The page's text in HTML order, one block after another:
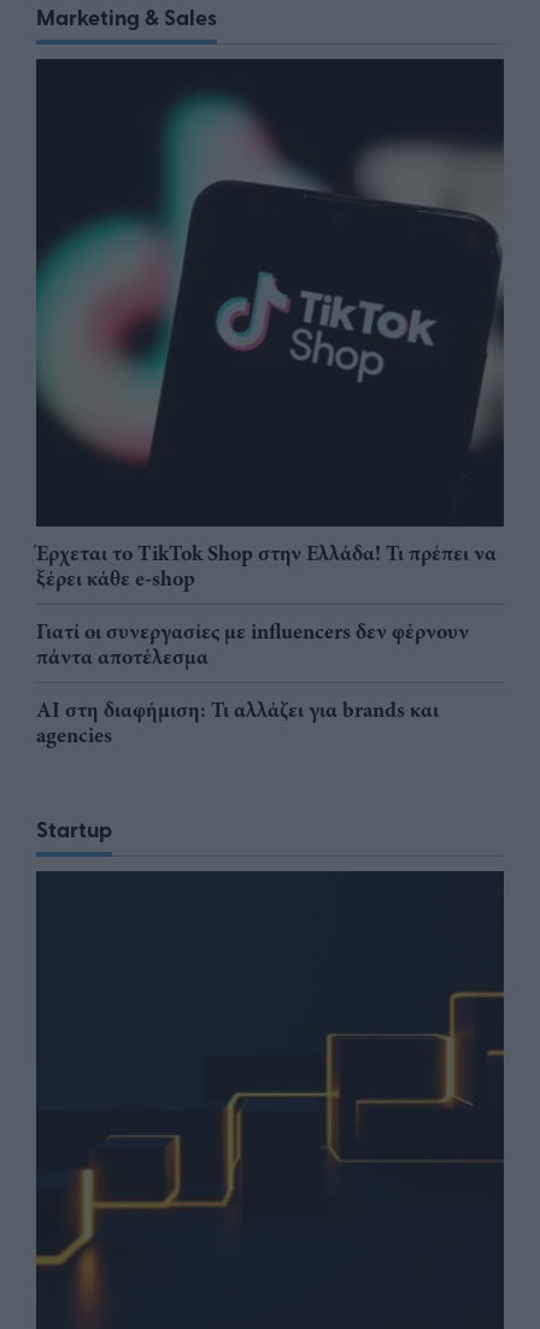
Marketing & Sales
Έρχεται το TikTok Shop στην Ελλάδα! Τι πρέπει να
ξέρει κάθε e-shop
Γιατί οι συνεργασίες με influencers δεν φέρνουν
πάντα αποτέλεσμα
AI στη διαφήμιση: Τι αλλάζει για brands και
agencies
Startup